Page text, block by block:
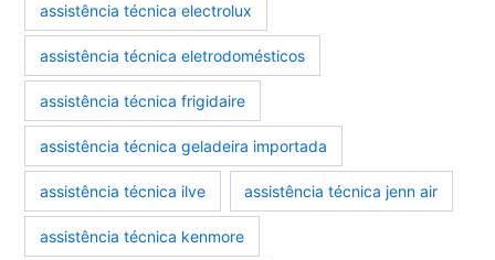
assistência técnica electrolux
assistência técnica eletrodomésticos
assistência técnica frigidaire
assistência técnica geladeira importada
assistência técnica ilve assistência técnica jenn air
assistência técnica kenmore